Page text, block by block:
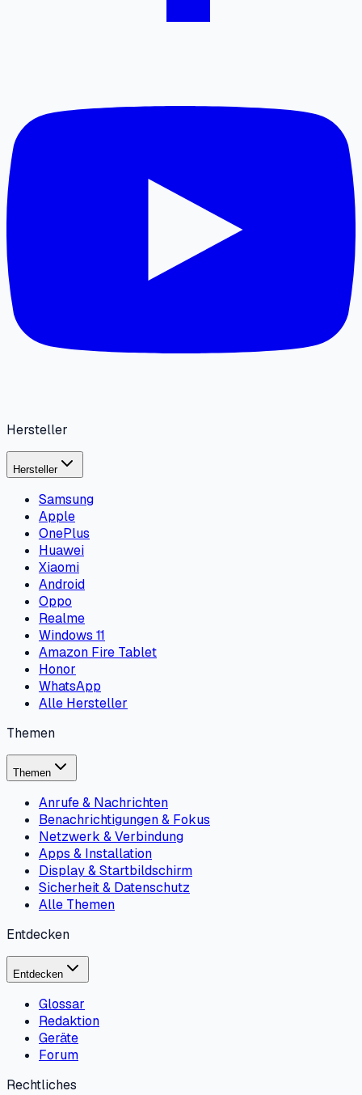
Hersteller
Hersteller
Samsung
Apple
OnePlus
Huawei
Xiaomi
Android
Oppo
Realme
Windows 11
Amazon Fire Tablet
Honor
WhatsApp
Alle Hersteller
Themen
Themen
Anrufe & Nachrichten
Benachrichtigungen & Fokus
Netzwerk & Verbindung
Apps & Installation
Display & Startbildschirm
Sicherheit & Datenschutz
Alle Themen
Entdecken
Entdecken
Glossar
Redaktion
Geräte
Forum
Rechtliches